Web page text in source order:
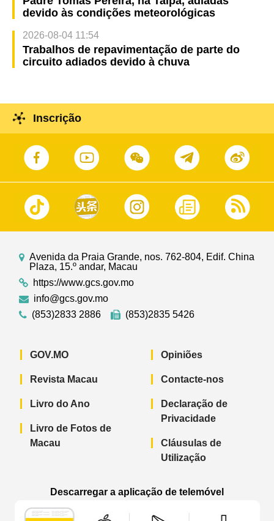
devido às condições meteorológicas
2026-08-04 11:54
Trabalhos de repavimentação de parte do
circuito adiados devido à chuva
Inscrição
Avenida da Praia Grande, nos. 762-804, Edif. China
Plaza, 15.º andar, Macau
https://www.gcs.gov.mo
info@gcs.gov.mo
(853)2833 2886
(853)2835 5426
GOV.MO
Revista Macau
Livro do Ano
Livro de Fotos de
Macau
Opiniões
Contacte-nos
Declaração de
Privacidade
Cláusulas de
Utilização
Descarregar a aplicação de telemóvel